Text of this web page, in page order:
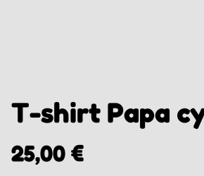
T-shirt Papa
25,00 €